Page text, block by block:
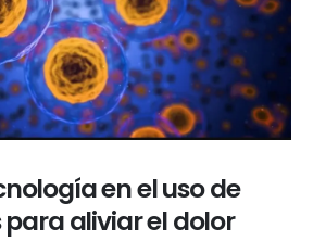
en el uso de
para aliviar el dolor